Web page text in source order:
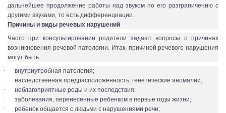
дальнейшее продолжение работы над звуком по его разграничению с
другими звуками, то есть дифференциации.
Причины и виды речевых нарушений
Часто при консультировании родители задают вопросы о причинах
возникновения речевой патологии. Итак, причиной речевого нарушения
могут быть:
· внутриутробная патология;
· наследственная предрасположенность, генетические аномалии;
· неблагоприятные роды и их последствия;
· заболевания, перенесенные ребенком в первые годы жизни;
· ребенок общается с людьми с нарушениями речи;